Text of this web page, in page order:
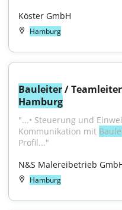
Köster GmbH
Hamburg
Bauleiter
Hamburg
"...• Steuerung und
Kommunikation mit
Profil..."
N&S Malereibetrieb
Hamburg